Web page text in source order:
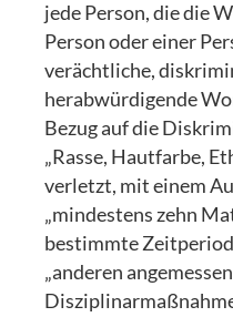
jede Person, die die
Person oder einer
verächtliche,
herabwürdigende
Bezug auf die
„Rasse, Hautfarbe,
verletzt, mit einem
„mindestens zehn
bestimmte
„anderen